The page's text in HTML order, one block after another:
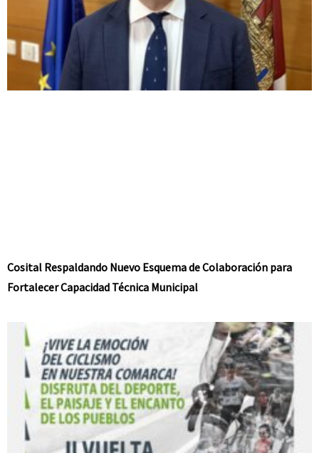
Cosital Respaldando Nuevo Esquema de Colaboración para
Fortalecer Capacidad Técnica Municipal